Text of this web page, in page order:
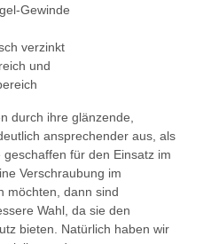
Gewinde
verzinkt
und
durch ihre glänzende,
ansprechender aus, als
für den Einsatz im
Verschraubung im
möchten, dann sind
Wahl, da sie den
bieten. Natürlich haben wir